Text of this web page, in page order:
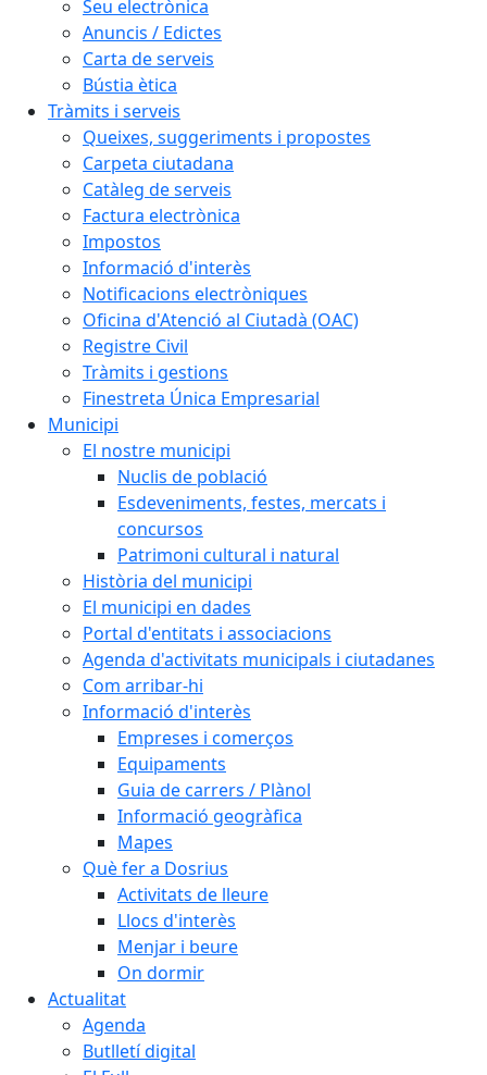
Seu electrònica
Anuncis / Edictes
Carta de serveis
Bústia ètica
Tràmits i serveis
Queixes, suggeriments i propostes
Carpeta ciutadana
Catàleg de serveis
Factura electrònica
Impostos
Informació d'interès
Notificacions electròniques
Oficina d'Atenció al Ciutadà (OAC)
Registre Civil
Tràmits i gestions
Finestreta Única Empresarial
Municipi
El nostre municipi
Nuclis de població
Esdeveniments, festes, mercats i
concursos
Patrimoni cultural i natural
Història del municipi
El municipi en dades
Portal d'entitats i associacions
Agenda d'activitats municipals i ciutadanes
Com arribar-hi
Informació d'interès
Empreses i comerços
Equipaments
Guia de carrers / Plànol
Informació geogràfica
Mapes
Què fer a Dosrius
Activitats de lleure
Llocs d'interès
Menjar i beure
On dormir
Actualitat
Agenda
Butlletí digital